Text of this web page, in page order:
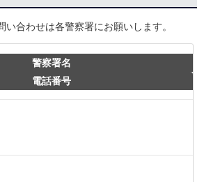
合わせは各警察署にお願いします。
警察署名
電話番号